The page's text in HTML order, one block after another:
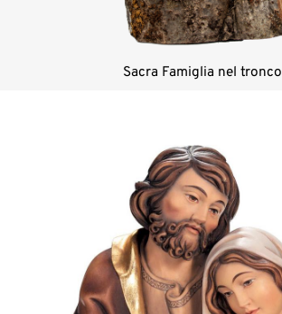
Sacra Famiglia nel tronco